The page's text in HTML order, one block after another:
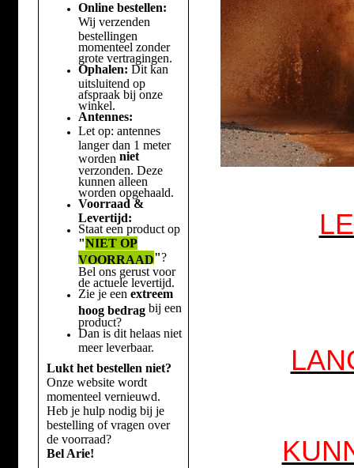
Online bestellen:
Wij verzenden
bestellingen
momenteel zonder
grote vertragingen.
Ophalen: Dit kan
uitsluitend op
afspraak bij onze
winkel.
Antennes:
Let op: antennes
langer dan 1 meter
worden niet
verzonden. Deze
kunnen alleen
worden opgehaald.
Voorraad &
Levertijd:
Staat een product op
"NIET OP
VOORRAAD"?
Bel ons gerust voor
de actuele levertijd.
Zie je een extreem
hoog bedragbij een
product?
Dan is dit helaas niet
meer leverbaar.
Lukt het bestellen niet?
Onze website wordt
momenteel vernieuwd.
Heb je hulp nodig bij je
bestelling of vragen over
de voorraad?
Bel Arie!